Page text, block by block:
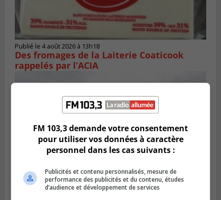
Publié le 4 août 2026 à 13h18
Des fromages de la Laiterie Coaticook
rappelés par l’ACIA
FM 103,3 demande votre consentement
pour utiliser vos données à caractère
personnel dans les cas suivants :
Publicités et contenu personnalisés, mesure de
performance des publicités et du contenu, études
d’audience et développement de services